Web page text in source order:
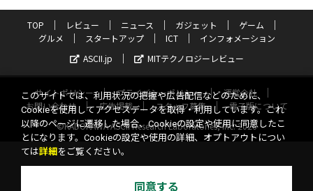
TOP レビュー ニュース ガジェット
ゲーム
グルメ
スタートアップ ICT
インフォメーション
ASCII.jp
MITテクノロジーレビュー
サイトポリシー プライバシーポリシー
運営会社
お問い合わせ
広告掲載 スタッフ募集
電子版について
©KADOKAWA ASCII Research Laboratories, Inc. 2026
このサイトでは、利用状況の把握や広告配信などのために、
Cookieを使用してアクセスデータを取得・利用しています。これ
以降のページに遷移した場合、Cookieの設定や使用に同意したこ
とになります。Cookieの設定や使用の詳細、オプトアウトについ
ては詳細 をご覧ください。
同意する